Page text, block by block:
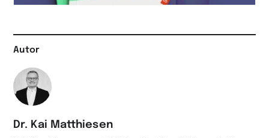
Autor
Dr. Kai Matthiesen